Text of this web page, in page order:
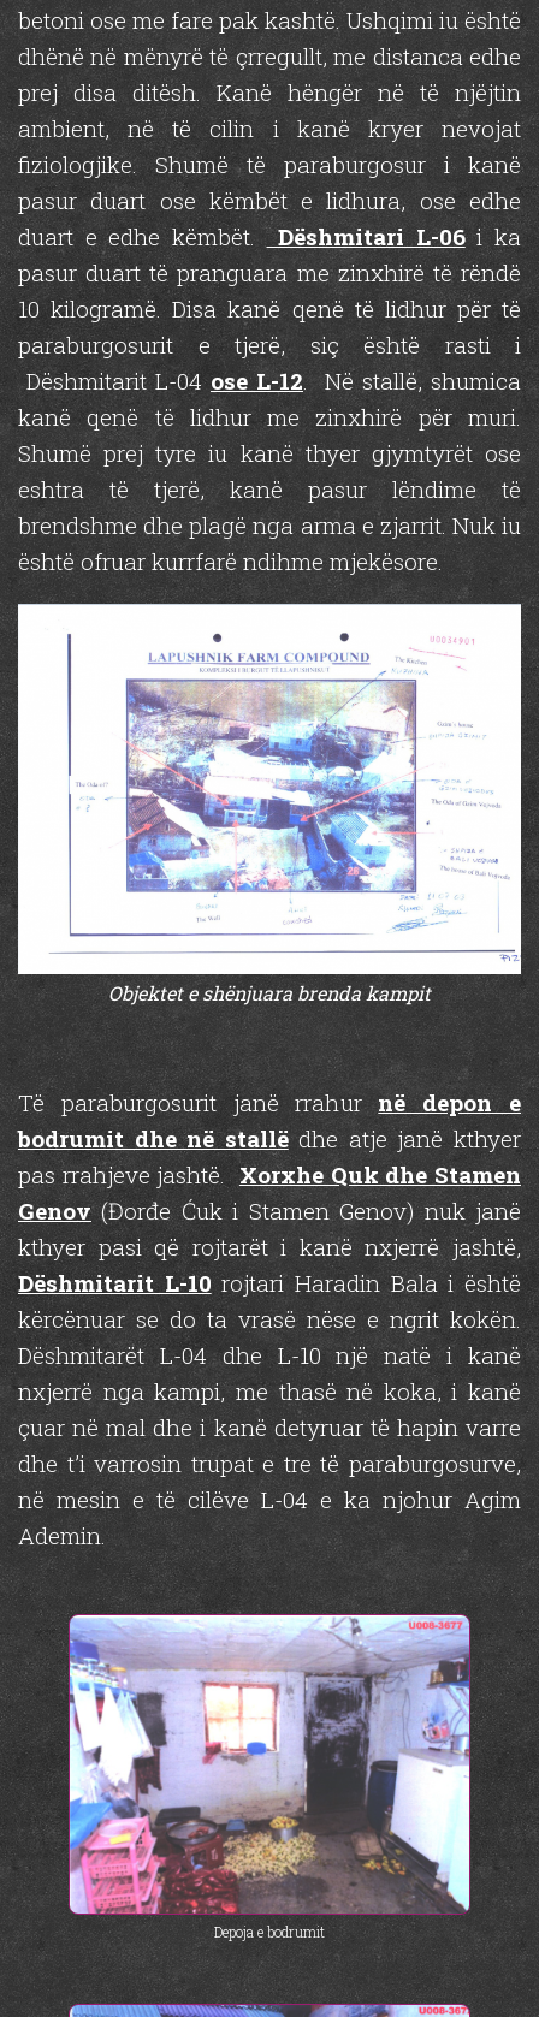
betoni ose me fare pak kashtë. Ushqimi iu është
dhënë në mënyrë të çrregullt, me distanca edhe
prej disa ditësh. Kanë hëngër në të njëjtin
ambient, në të cilin i kanë kryer nevojat
fiziologjike. Shumë të paraburgosur i kanë
pasur duart ose këmbët e lidhura, ose edhe
duart e edhe këmbët.Dëshmitari L-06i ka
pasur duart të pranguara me zinxhirë të rëndë
10 kilogramë. Disa kanë qenë të lidhur për të
paraburgosurit e tjerë, siç është rasti i
Dëshmitarit L-04ose L-12 . Në stallë, shumica
kanë qenë të lidhur me zinxhirë për muri.
Shumë prej tyre iu kanë thyer gjymtyrët ose
eshtra të tjerë, kanë pasur lëndime të
brendshme dhe plagë nga arma e zjarrit. Nuk iu
është ofruar kurrfarë ndihme mjekësore.
Objektet e shënjuara brenda kampit
Të paraburgosurit janë rrahurnë depon e
bodrumit dhe në stallëdhe atje janë kthyer
pas rrahjeve jashtë.Xorxhe Quk dhe Stamen
Genov(Đorđe Ćuk i Stamen Genov) nuk janë
kthyer pasi që rojtarët i kanë nxjerrë jashtë,
Dëshmitarit L-10rojtari Haradin Bala i është
kërcënuar se do ta vrasë nëse e ngrit kokën.
Dëshmitarët L-04 dhe L-10 një natë i kanë
nxjerrë nga kampi, me thasë në koka, i kanë
çuar në mal dhe i kanë detyruar të hapin varre
dhe t’i varrosin trupat e tre të paraburgosurve,
në mesin e të cilëve L-04 e ka njohur Agim
Ademin.
Depoja e bodrumit